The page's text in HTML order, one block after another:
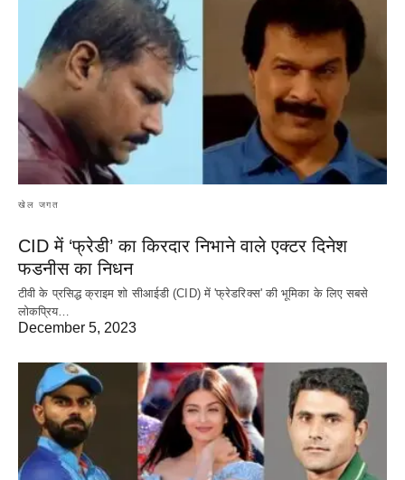
खेल जगत
CID में ‘फ्रेडी’ का किरदार निभाने वाले एक्टर दिनेश
फडनीस का निधन
टीवी के प्रसिद्ध क्राइम शो सीआईडी (CID) में 'फ्रेडरिक्स' की भूमिका के लिए सबसे
लोकप्रिय…
December 5, 2023